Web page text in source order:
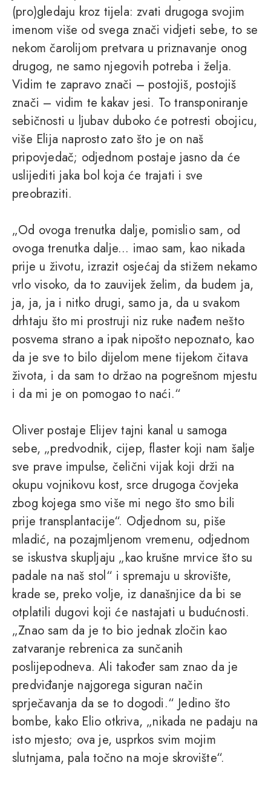
(pro)gledaju kroz tijela: zvati drugoga svojim
imenom više od svega znači vidjeti sebe, to se
nekom čarolijom pretvara u priznavanje onog
drugog, ne samo njegovih potreba i želja.
Vidim te zapravo znači – postojiš, postojiš
znači – vidim te kakav jesi. To transponiranje
sebičnosti u ljubav duboko će potresti obojicu,
više Elija naprosto zato što je on naš
pripovjedač; odjednom postaje jasno da će
uslijediti jaka bol koja će trajati i sve
preobraziti.
„Od ovoga trenutka dalje, pomislio sam, od
ovoga trenutka dalje... imao sam, kao nikada
prije u životu, izrazit osjećaj da stižem nekamo
vrlo visoko, da to zauvijek želim, da budem ja,
ja, ja, ja i nitko drugi, samo ja, da u svakom
drhtaju što mi prostruji niz ruke nađem nešto
posvema strano a ipak nipošto nepoznato, kao
da je sve to bilo dijelom mene tijekom čitava
života, i da sam to držao na pogrešnom mjestu
i da mi je on pomogao to naći.“
Oliver postaje Elijev tajni kanal u samoga
sebe, „predvodnik, cijep, flaster koji nam šalje
sve prave impulse, čelični vijak koji drži na
okupu vojnikovu kost, srce drugoga čovjeka
zbog kojega smo više mi nego što smo bili
prije transplantacije“. Odjednom su, piše
mladić, na pozajmljenom vremenu, odjednom
se iskustva skupljaju „kao krušne mrvice što su
padale na naš stol“ i spremaju u skrovište,
krade se, preko volje, iz današnjice da bi se
otplatili dugovi koji će nastajati u budućnosti.
„Znao sam da je to bio jednak zločin kao
zatvaranje rebrenica za sunčanih
poslijepodneva. Ali također sam znao da je
predviđanje najgorega siguran način
sprječavanja da se to dogodi.“ Jedino što
bombe, kako Elio otkriva, „nikada ne padaju na
isto mjesto; ova je, usprkos svim mojim
slutnjama, pala točno na moje skrovište“.